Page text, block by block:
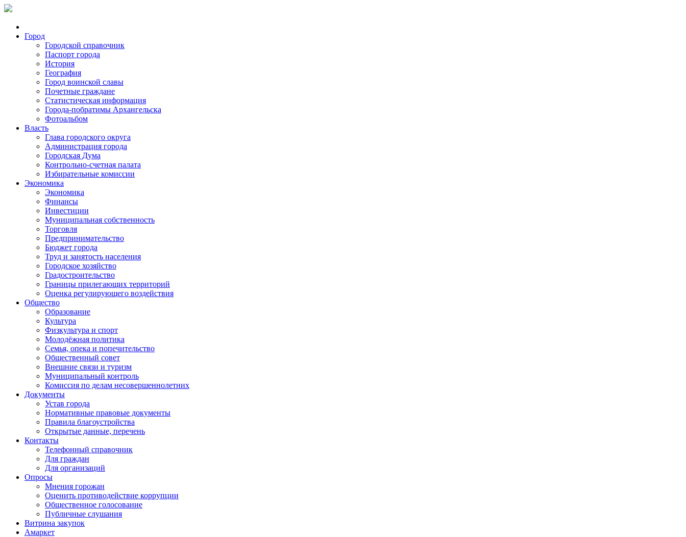
Город
Городской справочник
Паспорт города
История
География
Город воинской славы
Почетные граждане
Статистическая информация
Города-побратимы Архангельска
Фотоальбом
Власть
Глава городского округа
Администрация города
Городская Дума
Контрольно-счетная палата
Избирательные комиссии
Экономика
Экономика
Финансы
Инвестиции
Муниципальная собственность
Торговля
Предпринимательство
Бюджет города
Труд и занятость населения
Городское хозяйство
Градостроительство
Границы прилегающих территорий
Оценка регулирующего воздействия
Общество
Образование
Культура
Физкультура и спорт
Молодёжная политика
Семья, опека и попечительство
Общественный совет
Внешние связи и туризм
Муниципальный контроль
Комиссия по делам несовершеннолетних
Документы
Устав города
Нормативные правовые документы
Правила благоустройства
Открытые данные, перечень
Контакты
Телефонный справочник
Для граждан
Для организаций
Опросы
Мнения горожан
Оценить противодействие коррупции
Общественное голосование
Публичные слушания
Витрина закупок
Амаркет